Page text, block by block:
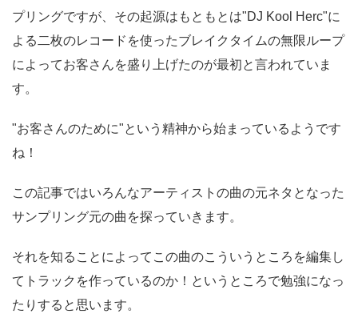
プリングですが、その起源はもともとは"DJ Kool Herc"に
よる二枚のレコードを使ったブレイクタイムの無限ループ
によってお客さんを盛り上げたのが最初と言われていま
す。
"お客さんのために"という精神から始まっているようです
ね！
この記事ではいろんなアーティストの曲の元ネタとなった
サンプリング元の曲を探っていきます。
それを知ることによってこの曲のこういうところを編集し
てトラックを作っているのか！というところで勉強になっ
たりすると思います。